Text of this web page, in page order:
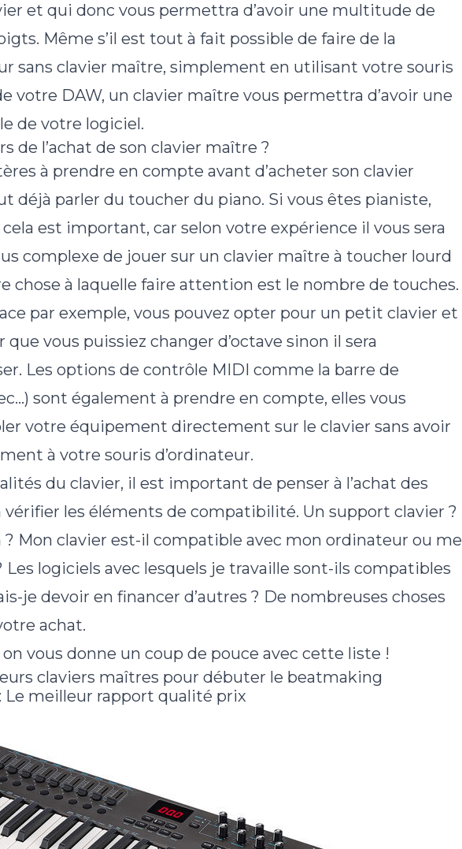
et qui donc vous permettra d’avoir une multitude de
Même s’il est tout à fait possible de faire de la
sans clavier maître, simplement en utilisant votre souris
votre DAW, un clavier maître vous permettra d’avoir une
de votre logiciel.
de l’achat de son clavier maître ?
à prendre en compte avant d’acheter son clavier
déjà parler du toucher du piano. Si vous êtes pianiste,
est important, car selon votre expérience il vous sera
complexe de jouer sur un clavier maître à toucher lourd
chose à laquelle faire attention est le nombre de touches.
par exemple, vous pouvez opter pour un petit clavier et
que vous puissiez changer d’octave sinon il sera
Les options de contrôle MIDI comme la barre de
sont également à prendre en compte, elles vous
votre équipement directement sur le clavier sans avoir
à votre souris d’ordinateur.
du clavier, il est important de penser à l’achat des
vérifier les éléments de compatibilité. Un support clavier ?
? Mon clavier est-il compatible avec mon ordinateur ou me
logiciels avec lesquels je travaille sont-ils compatibles
je devoir en financer d’autres ? De nombreuses choses
achat.
on vous donne un coup de pouce avec cette liste !
claviers maîtres pour débuter le beatmaking
Le meilleur rapport qualité prix